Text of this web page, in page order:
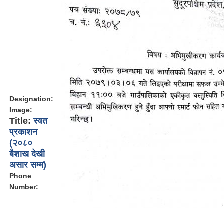
Designation:
Image:
Title:स्वत
प्रकाशन
(२०८०
बैशाख देखी
असार सम्म)
Phone
Number: